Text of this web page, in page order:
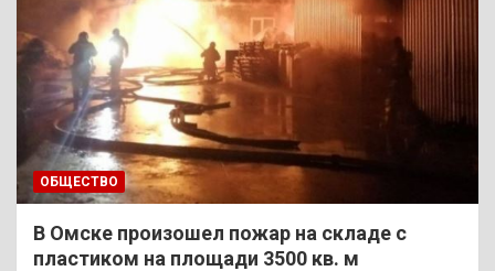
ОБЩЕСТВО
В Омске произошел пожар на складе с
пластиком на площади 3500 кв. м